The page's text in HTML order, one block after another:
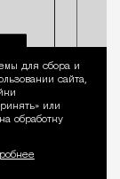
для сбора и
сайта,
или
обработку